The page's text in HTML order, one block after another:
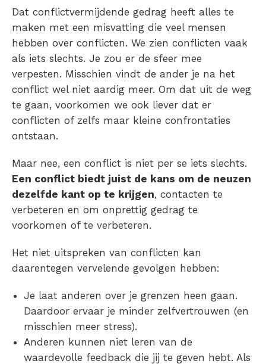
Dat conflictvermijdende gedrag heeft alles te
maken met een misvatting die veel mensen
hebben over conflicten. We zien conflicten vaak
als iets slechts. Je zou er de sfeer mee
verpesten. Misschien vindt de ander je na het
conflict wel niet aardig meer. Om dat uit de weg
te gaan, voorkomen we ook liever dat er
conflicten of zelfs maar kleine confrontaties
ontstaan.
Maar nee, een conflict is niet per se iets slechts.
Een conflict biedt juist de kans om de neuzen
dezelfde kant op te krijgen, contacten te
verbeteren en om onprettig gedrag te
voorkomen of te verbeteren.
Het niet uitspreken van conflicten kan
daarentegen vervelende gevolgen hebben:
Je laat anderen over je grenzen heen gaan.
Daardoor ervaar je minder zelfvertrouwen (en
misschien meer stress).
Anderen kunnen niet leren van de
waardevolle feedback die jij te geven hebt. Als